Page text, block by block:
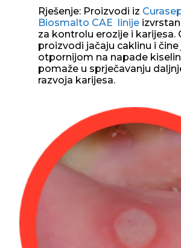
Rješenje: Proizvodi iz
Biosmalto CAE linije
za kontrolu erozije i karijesa.
proizvodi jačaju caklinu i čine
otpornijom na napade
pomaže u sprječavanju
razvoja karijesa.